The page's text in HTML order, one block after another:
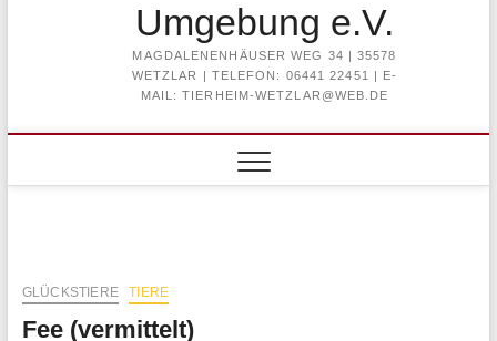
Umgebung e.V.
MAGDALENENHÄUSER WEG 34 | 35578
WETZLAR | TELEFON: 06441 22451 | E-
MAIL: TIERHEIM-WETZLAR@WEB.DE
GLÜCKSTIERE TIERE
Fee (vermittelt)